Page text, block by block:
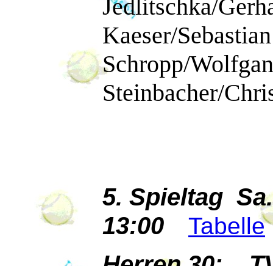
Kaeser/
Schropp/
Steinbacher/
5. Spieltag
13:00
Tabelle